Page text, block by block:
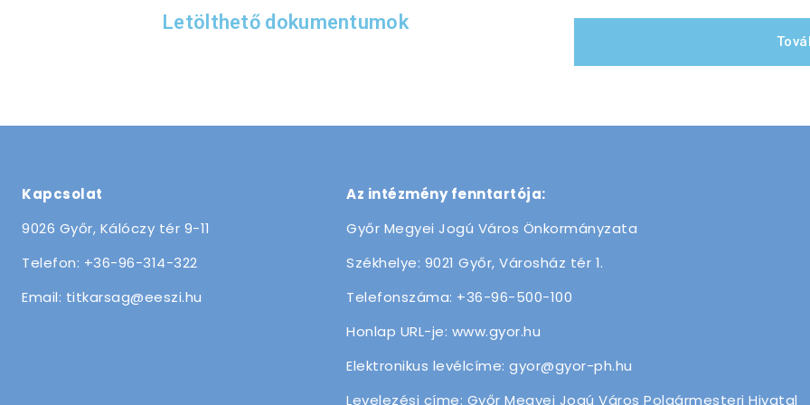
Letölthető dokumentumok
Kapcsolat
9026 Győr, Kálóczy tér 9-11
Telefon: +36-96-314-322
Email: titkarsag@eeszi.hu
Az intézmény fenntartója:
Győr Megyei Jogú Város Önkormányzata
Székhelye: 9021 Győr, Városház tér 1.
Telefonszáma: +36-96-500-100
Honlap URL-je: www.gyor.hu
Elektronikus levélcíme: gyor@gyor-ph.hu
Levelezési címe: Győr Megyei Jogú Város Polgármesteri Hivatal